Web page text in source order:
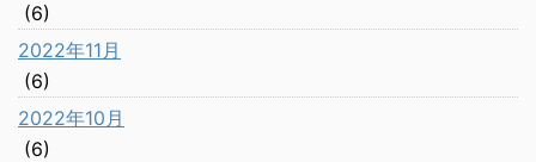
(6)
2022年11月
(6)
2022年10月
(6)